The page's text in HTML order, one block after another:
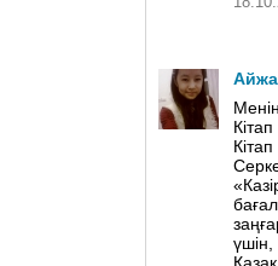
үшін,